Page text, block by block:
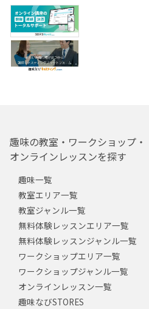
趣味の教室・ワークショップ・
オンラインレッスンを探す
趣味一覧
教室エリア一覧
教室ジャンル一覧
無料体験レッスンエリア一覧
無料体験レッスンジャンル一覧
ワークショップエリア一覧
ワークショップジャンル一覧
オンラインレッスン一覧
趣味なびSTORES